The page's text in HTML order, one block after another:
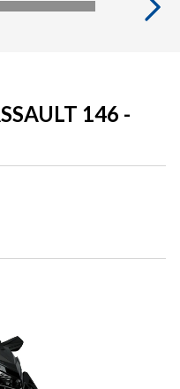
146 -